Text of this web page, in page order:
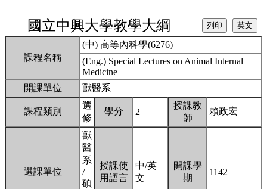
國立中興大學教學大綱
課程名稱
(中) 高等內科學(6276)
(Eng.) Special Lectures on Animal Internal
Medicine
開課單位
獸醫系
課程類別
選
修
學分 2
授課教
師
賴政宏
選課單位
獸
醫
系
/
碩
授課使
用語言
中/英
文
開課學
期
1142